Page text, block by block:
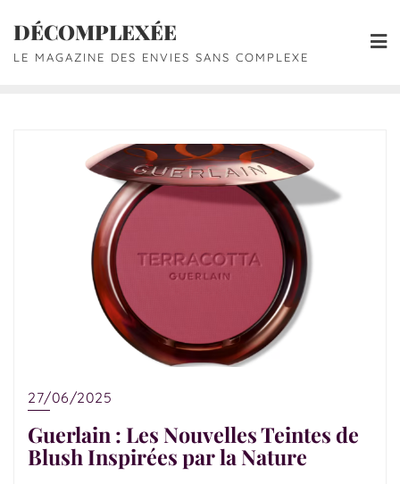
DÉCOMPLEXÉE
LE MAGAZINE DES ENVIES SANS COMPLEXE
27/06/2025
Guerlain : Les Nouvelles Teintes de
Blush Inspirées par la Nature